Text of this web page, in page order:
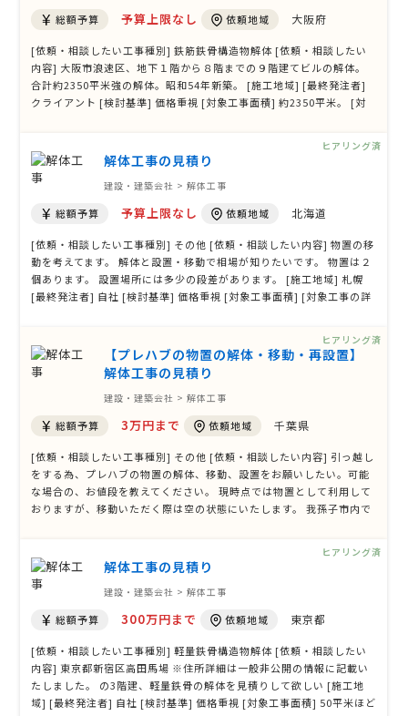
総額予算 予算上限なし 依頼地域 大阪府
[依頼・相談したい工事種別] 鉄筋鉄骨構造物解体 [依頼・相談したい
内容] 大阪市浪速区、地下１階から８階までの９階建てビルの解体。
合計約2350平米強の解体。昭和54年新築。 [施工地域] [最終発注者]
クライアント [検討基準] 価格重視 [対象工事面積] 約2350平米。 [対
ます。 [希望 …解体工事の見積り
建設・建築会社 > 解体工事
総額予算 予算上限なし 依頼地域 北海道
[依頼・相談したい工事種別] その他 [依頼・相談したい内容] 物置の移
動を考えてます。 解体と設置・移動で相場が知りたいです。 物置は２
個あります。 設置場所には多少の段差があります。 [施工地域] 札幌
[最終発注者] 自社 [検討基準] 価格重視 [対象工事面積] [対象工事の詳
ヒアリング済
【プレハブの物置の解体・移動・再設置】
解体工事の見積り
建設・建築会社 > 解体工事
総額予算 3万円まで 依頼地域 千葉県
[依頼・相談したい工事種別] その他 [依頼・相談したい内容] 引っ越し
をする為、プレハブの物置の解体、移動、設置をお願いしたい。可能
な場合の、お値段を教えてください。 現時点では物置として利用して
おりますが、移動いただく際は空の状態にいたします。 我孫子市内で
チ位 [対 …
ヒアリング済
解体工事の見積り
建設・建築会社 > 解体工事
総額予算 300万円まで 依頼地域 東京都
[依頼・相談したい工事種別] 軽量鉄骨構造物解体 [依頼・相談したい
内容] 東京都新宿区高田馬場 ※住所詳細は一般非公開の情報に記載い
たしました。 の3階建、軽量鉄骨の解体を見積りして欲しい [施工地
域] [最終発注者] 自社 [検討基準] 価格重視 [対象工事面積] 50平米ほど
ヒアリング済